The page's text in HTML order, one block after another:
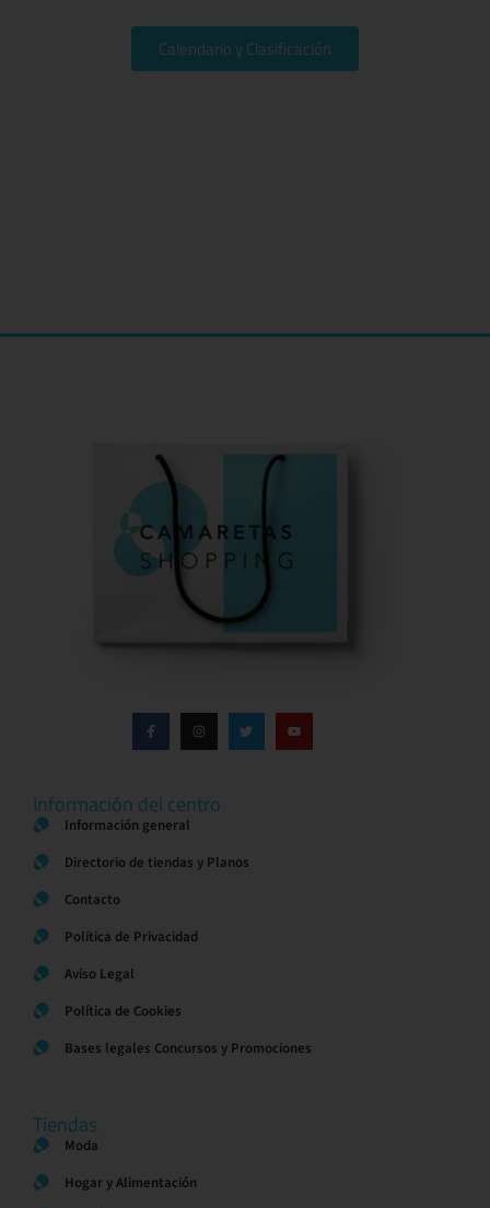
Calendario y Clasificación
Información del centro
Información general
Directorio de tiendas y Planos
Contacto
Política de Privacidad
Aviso Legal
Política de Cookies
Bases legales Concursos y Promociones
Tiendas
Moda
Hogar y Alimentación